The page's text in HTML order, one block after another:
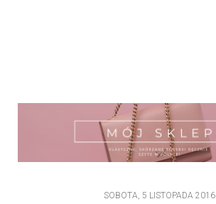
SOBOTA, 5 LISTOPADA 2016